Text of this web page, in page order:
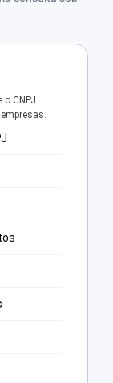
CNPJ